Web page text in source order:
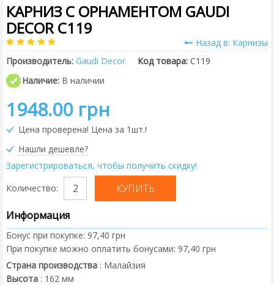
КАРНИЗ С ОРНАМЕНТОМ GAUDI
DECOR C119
Назад в: Карнизы
Производитель: Gaudi Decor Код товара: C119
Наличие: В наличии
1948.00 грн
Цена проверена! Цена за 1шт.!
Нашли дешевле?
Зарегистрироваться, чтобы получить скидку!
Количество:
Информация
Бонус при покупке: 97,40 грн
При покупке можно оплатить бонусами: 97,40 грн
Страна производства : Малайзия
Высота : 162 мм